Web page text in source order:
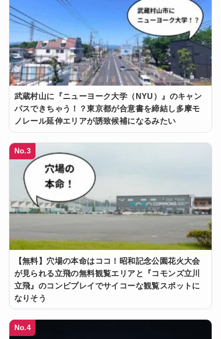
武蔵村山に『ニューヨーク大学（NYU）』のキャン
パスできちゃう！？東京都が合意書を締結し多摩モ
ノレール延伸エリアが誘致候補になるみたい
No.3
【無料】穴場の本命はココ！昭和記念公園花火大会
が見られる立飛の無料観覧エリアと『コモンズ立川
立飛』のコンビプレイでサイコーな観覧スポットに
なりそう
No.4